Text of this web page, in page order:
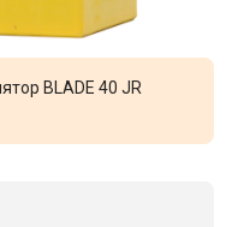
BLADE 40 JR